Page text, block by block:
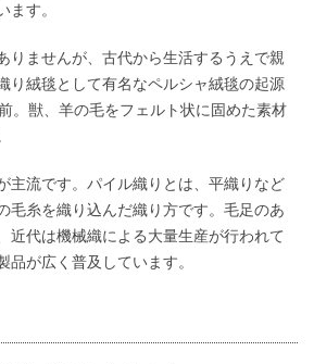
ます。
りませんが、古代から生活するうえで親
り絨毯として有名なペルシャ絨毯の起源
。獣、羊の毛をフェルト状に固めた素材
主流です。パイル織りとは、平織りなど
毛糸を織り込んだ織り方です。毛足のあ
近代は機械織による大量生産が行われて
品が広く普及しています。